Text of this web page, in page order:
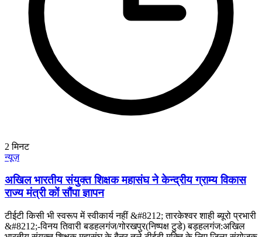
2 मिनट
न्यूज़
अखिल भारतीय संयुक्त शिक्षक महासंघ ने केन्द्रीय ग्राम्य विकास
राज्य मंत्री कों सौंपा ज्ञापन
टीईटी किसी भी स्वरूप में स्वीकार्य नहीं &#8212; तारकेश्वर शाही ब्यूरो प्रभारी
&#8212;-विनय तिवारी बडहलगंज/गोरखपुर(निष्पक्ष टुडे) बड़हलगंज:अखिल